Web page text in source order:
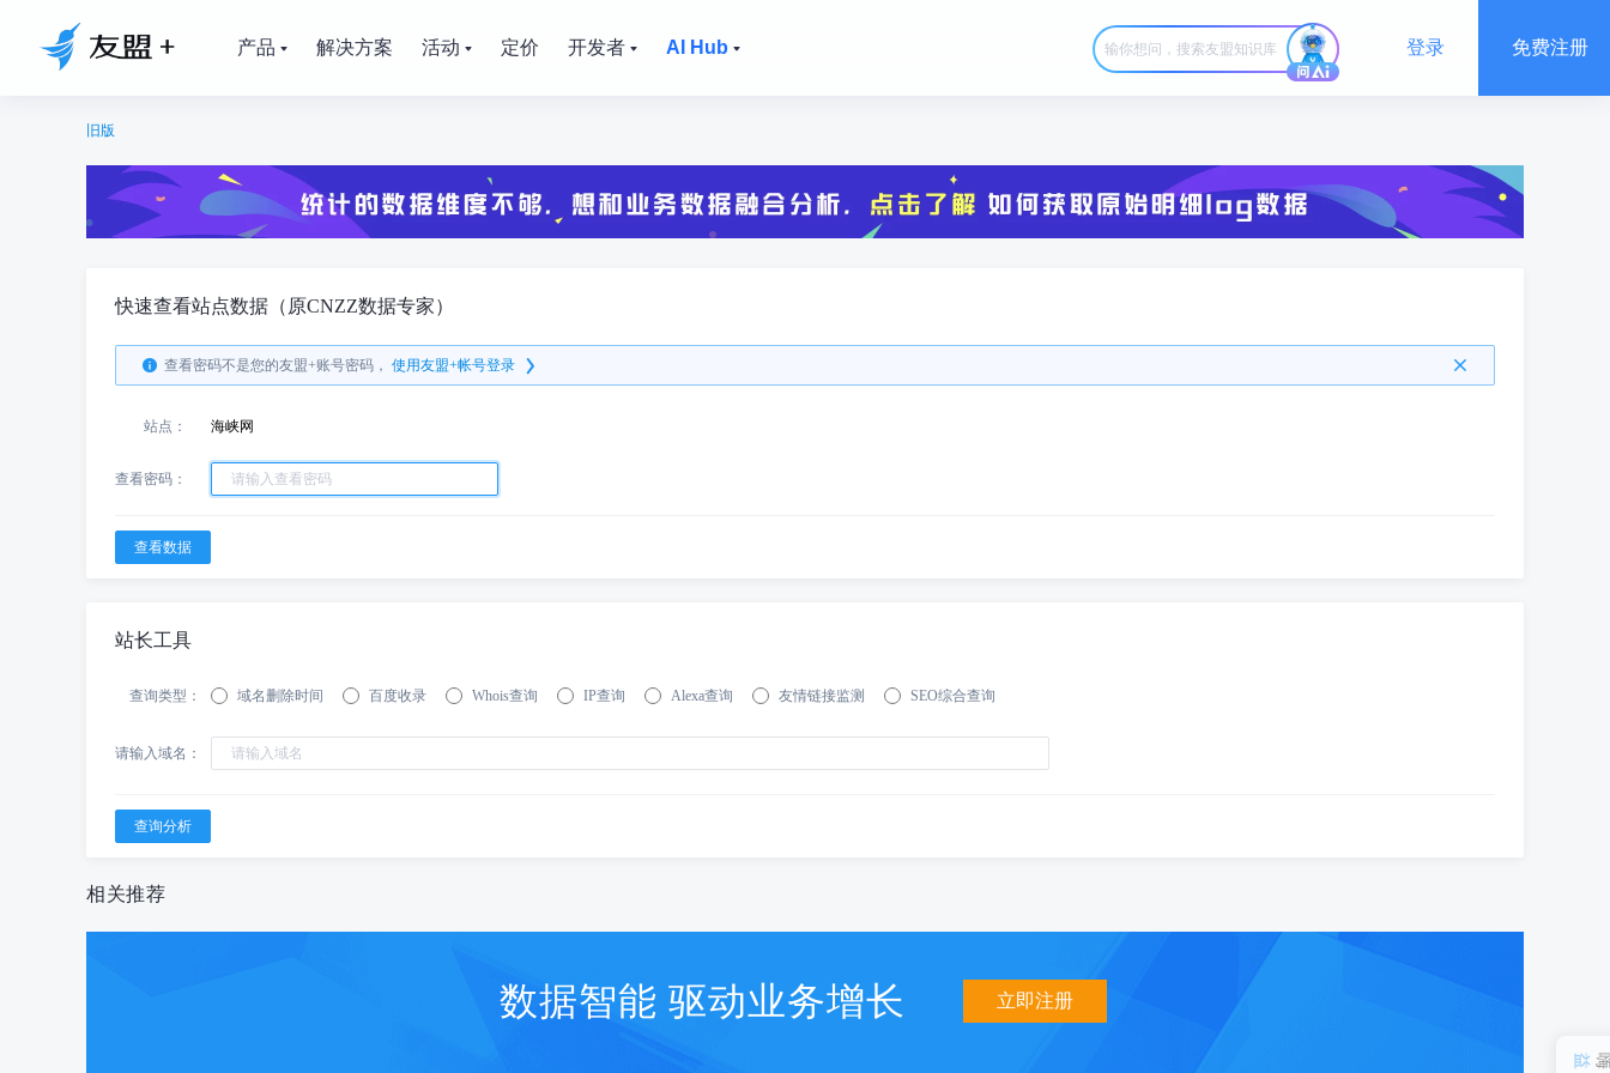
产品 解决方案 活动 定价 开发者 AI Hub 登录 免费注册
旧版
快速查看站点数据（原CNZZ数据专家）
查看密码不是您的友盟+账号密码， 使用友盟+帐号登录
站点： 海峡网
查看密码：
站长工具
查询类型： 域名删除时间 百度收录 Whois查询 IP查询 Alexa查询 友情链接监测 SEO综合查询
请输入域名：
相关推荐
数据智能 驱动业务增长 立即注册
盟益